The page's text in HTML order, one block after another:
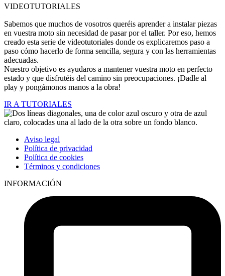
VIDEOTUTORIALES
Sabemos que muchos de vosotros queréis aprender a instalar piezas
en vuestra moto sin necesidad de pasar por el taller. Por eso, hemos
creado esta serie de videotutoriales donde os explicaremos paso a
paso cómo hacerlo de forma sencilla, segura y con las herramientas
adecuadas.
Nuestro objetivo es ayudaros a mantener vuestra moto en perfecto
estado y que disfrutéis del camino sin preocupaciones. ¡Dadle al
play y pongámonos manos a la obra!
IR A TUTORIALES
Aviso legal
Política de privacidad
Política de cookies
Términos y condiciones
INFORMACIÓN